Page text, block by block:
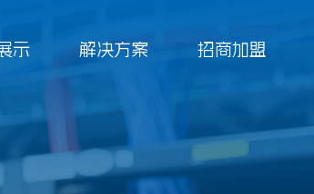
示
八类网络线
解决方案 招商加盟